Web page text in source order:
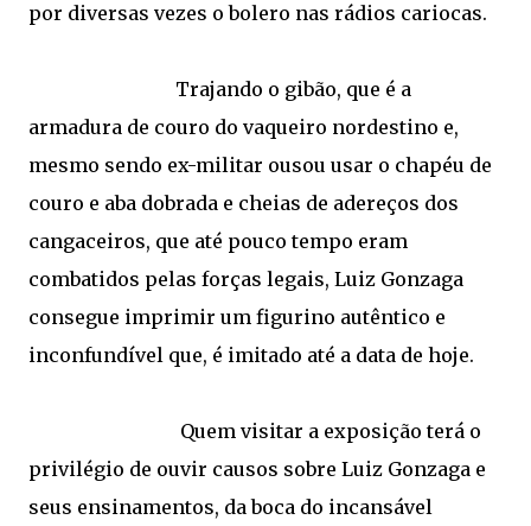
por diversas vezes o bolero nas rádios cariocas.
Trajando o gibão, que é a
armadura de couro do vaqueiro nordestino e,
mesmo sendo ex-militar ousou usar o chapéu de
couro e aba dobrada e cheias de adereços dos
cangaceiros, que até pouco tempo eram
combatidos pelas forças legais, Luiz Gonzaga
consegue imprimir um figurino autêntico e
inconfundível que, é imitado até a data de hoje.
Quem visitar a exposição terá o
privilégio de ouvir causos sobre Luiz Gonzaga e
seus ensinamentos, da boca do incansável